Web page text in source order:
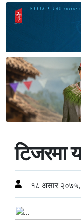
टिजरमा
१८ असार २०७५,